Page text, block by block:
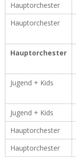
Hauptorchester
Hauptorchester
Hauptorchester
Jugend + Kids
Jugend + Kids
Hauptorchester
Hauptorchester